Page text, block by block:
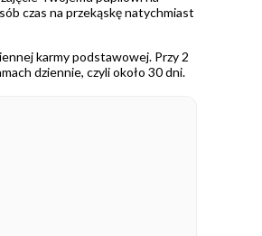
czas na przekąskę natychmiast
karmy podstawowej. Przy 2
dziennie, czyli około 30 dni.